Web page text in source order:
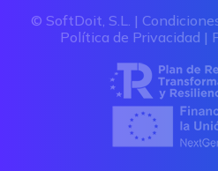
© SoftDoit, S.L. |
Política de Privacidad |